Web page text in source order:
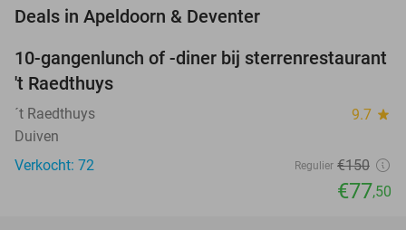
Deals in Apeldoorn & Deventer
48%
NEW
TODAY
10-gangenlunch of -diner bij sterrenrestaurant
't Raedthuys
´t Raedthuys 9.7 star
Duiven
Verkocht: 72
Regulier €150
€77,50